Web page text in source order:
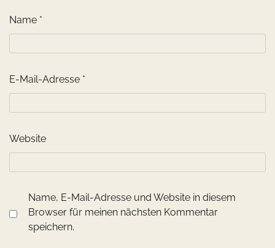
Name *
E-Mail-Adresse *
Website
Name, E-Mail-Adresse und Website in diesem
Browser für meinen nächsten Kommentar
speichern.